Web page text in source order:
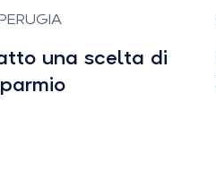
una scelta di